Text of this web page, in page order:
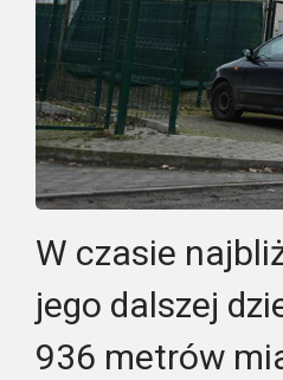
W czasie
jego dalszej
936 metrów